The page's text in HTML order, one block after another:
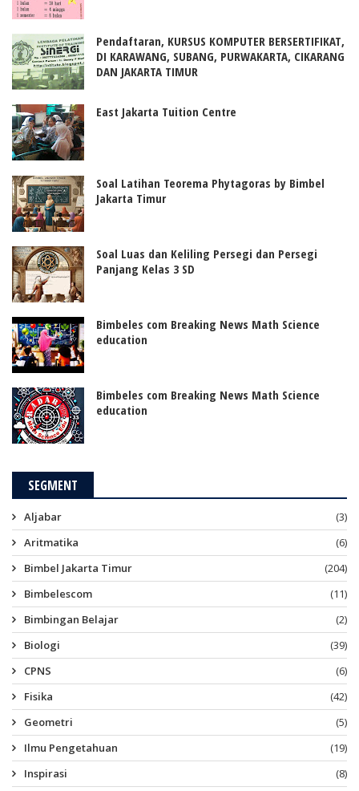
Pendaftaran, KURSUS KOMPUTER BERSERTIFIKAT,
DI KARAWANG, SUBANG, PURWAKARTA, CIKARANG
DAN JAKARTA TIMUR
East Jakarta Tuition Centre
Soal Latihan Teorema Phytagoras by Bimbel
Jakarta Timur
Soal Luas dan Keliling Persegi dan Persegi
Panjang Kelas 3 SD
Bimbeles com Breaking News Math Science
education
Bimbeles com Breaking News Math Science
education
SEGMENT
Aljabar
(3)
Aritmatika
(6)
Bimbel Jakarta Timur
(204)
Bimbelescom
(11)
Bimbingan Belajar
(2)
Biologi
(39)
CPNS
(6)
Fisika
(42)
Geometri
(5)
Ilmu Pengetahuan
(19)
Inspirasi
(8)